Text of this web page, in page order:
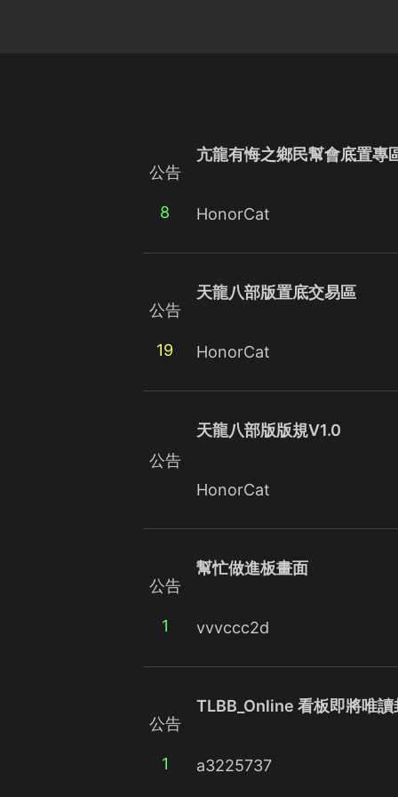
公告
8
亢龍有悔之鄉民幫會底置專
HonorCat
公告
19
天龍八部版置底交易區
HonorCat
公告
天龍八部版版規V1.0
HonorCat
公告
1
幫忙做進板畫面
vvvccc2d
公告
1
TLBB_Online 看板即將唯讀
a3225737